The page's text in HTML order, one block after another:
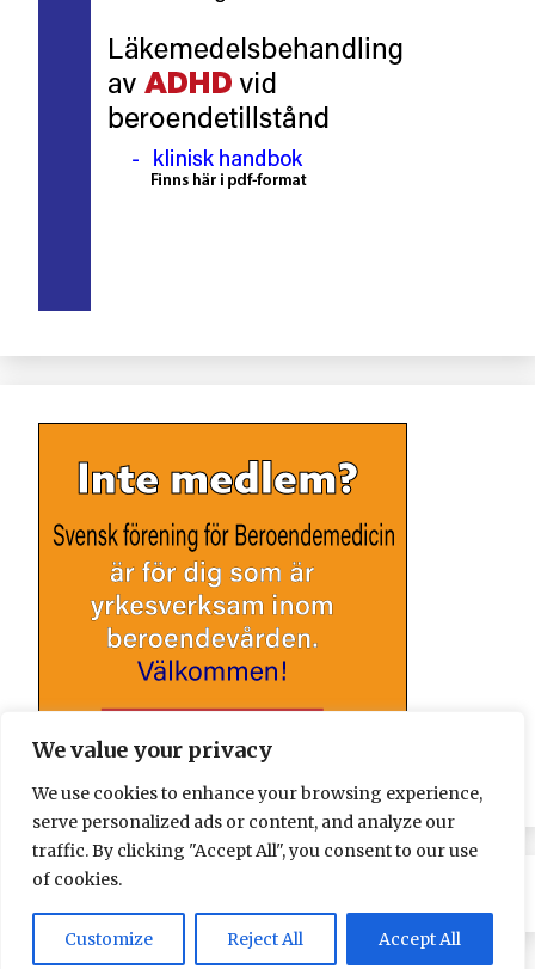
We value your privacy
We use cookies to enhance your browsing experience,
serve personalized ads or content, and analyze our
traffic. By clicking "Accept All", you consent to our use
of cookies.
Customize Reject All Accept All